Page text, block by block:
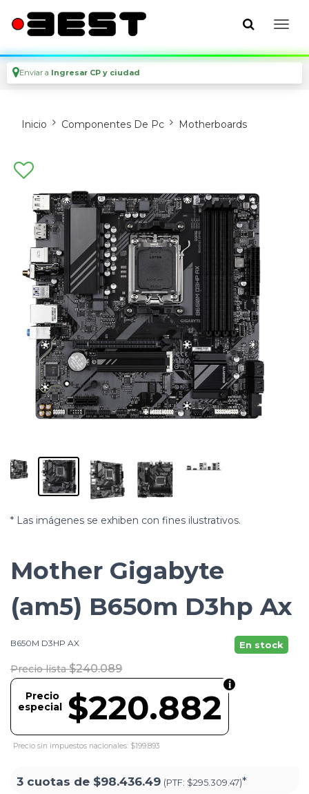
Enviar a Ingresar CP y ciudad
Inicio Componentes De Pc Motherboards
* Las imágenes se exhiben con fines ilustrativos.
Mother Gigabyte
(am5) B650m D3hp Ax
B650M D3HP AX En stock
Precio lista $240.089
$220.882
Precio
especial
Precio sin impuestos nacionales: $199.893
3 cuotas de $98.436.49 (PTF: $295.309.47)*